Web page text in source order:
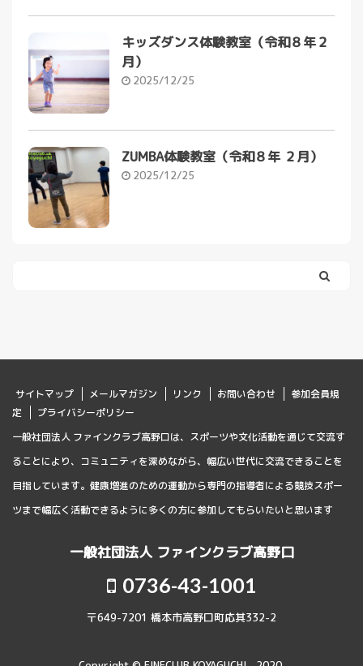
キッズダンス体験教室（令和８年２
月）
2025/12/25
ZUMBA体験教室（令和８年 ２月）
2025/12/25
サイトマップ メールマガジン リンク お問い合わせ
参加会員規
定
プライバシーポリシー
一般社団法人 ファインクラブ高野口は、スポーツや文化活動を通じて交流す
ることにより、コミュニティを深めながら、幅広い世代に交流できることを
目指しています。健康増進のための運動から専門の指導者による競技スポー
ツまで幅広く活動できるように多くの方に参加してもらいたいと思います
一般社団法人 ファインクラブ高野口
0736-43-1001
〒649-7201 橋本市高野口町応其332-2